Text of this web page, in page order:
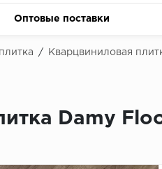
Оптовые поставки
/ Кварцвиниловая
Damy